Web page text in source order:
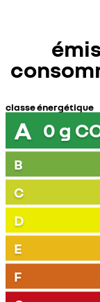
classe énergétique
A 0 g
B
C
D
E
F